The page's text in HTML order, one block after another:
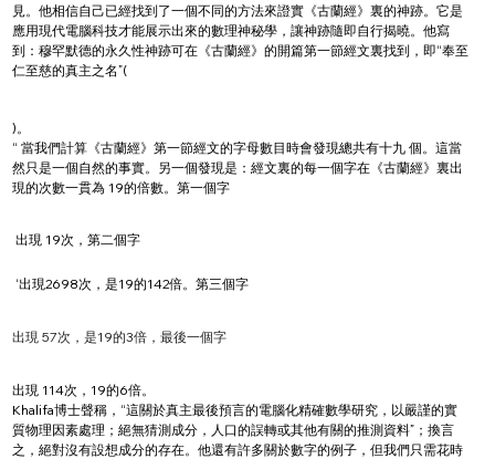
見。他相信自己已經找到了一個不同的方法來證實《古蘭經》裏的神跡。它是
應用現代電腦科技才能展示出來的數理神秘學，讓神跡隨即自行揭曉。他寫
到：穆罕默德的永久性神跡可在《古蘭經》的開篇第一節經文裏找到，即“奉至
仁至慈的真主之名”(
)。
“ 當我們計算《古蘭經》第一節經文的字母數目時會發現總共有十九 個。這當
然只是一個自然的事實。另一個發現是：經文裏的每一個字在《古蘭經》裏出
現的次數一貫為 19的倍數。第一個字
出現 19次，第二個字
‘出現2698次，是19的142倍。第三個字
出現 57次，是19的3倍，最後一個字
出現 114次，19的6倍。
Khalifa博士聲稱，“這關於真主最後預言的電腦化精確數學研究，以嚴謹的實
質物理因素處理；絕無猜測成分，人口的誤轉或其他有關的推測資料”；換言
之，絕對沒有設想成分的存在。他還有許多關於數字的例子，但我們只需花時